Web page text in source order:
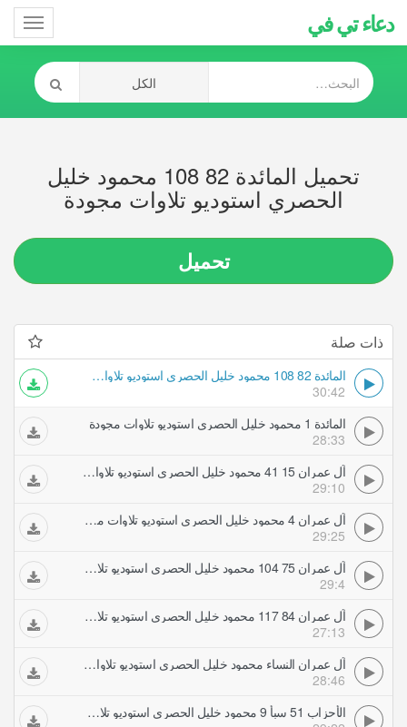
دعاء تي في
تحميل المائدة 82 108 محمود خليل
الحصري استوديو تلاوات مجودة
تحميل
ذات صلة
المائدة 82 108 محمود خليل الحصري استوديو تلاوات مجودة
30:42
المائدة 1 محمود خليل الحصري استوديو تلاوات مجودة
28:33
آل عمران 15 41 محمود خليل الحصري استوديو تلاوات مجودة
29:10
آل عمران 4 محمود خليل الحصري استوديو تلاوات مجودة
29:25
آل عمران 75 104 محمود خليل الحصري استوديو تلاوات مجودة
29:4
آل عمران 84 117 محمود خليل الحصري استوديو تلاوات مجودة
27:13
آل عمران النساء محمود خليل الحصري استوديو تلاوات مجودة
28:46
الأحزاب 51 سبأ 9 محمود خليل الحصري استوديو تلاوات مجودة